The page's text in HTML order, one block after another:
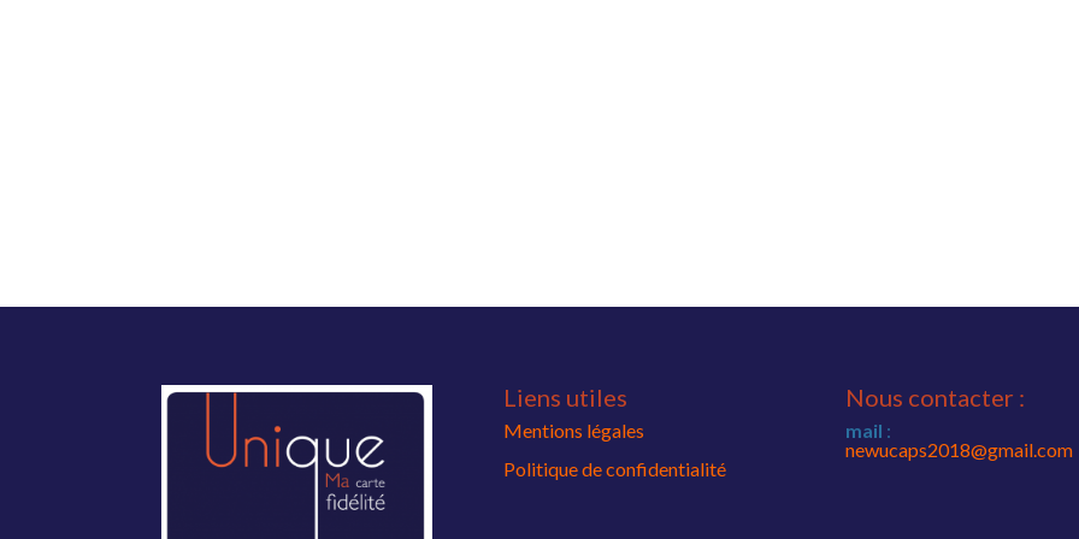
Liens utiles
Mentions légales
Politique de confidentialité
Nous contacter :
mail :
newucaps2018@gmail.com